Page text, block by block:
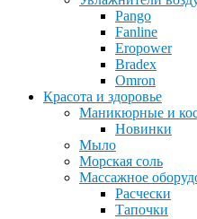
Pango
Fanline
Eropower
Bradex
Omron
Красота и здоровье
Маникюрные и
Новинки
Мыло
Морская соль
Массажное
Расчески
Тапочки